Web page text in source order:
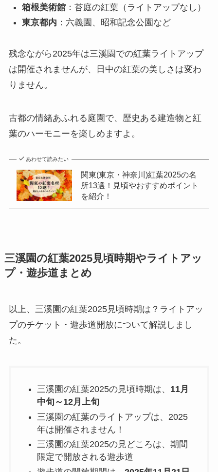
箱根美術館：苔庭の紅葉（ライトアップなし）
東京都内 ：六義園、昭和記念公園など
残念ながら2025年は三溪園での紅葉ライトアップ
は開催されませんが、日中の紅葉の美しさは変わ
りません。
古都の情緒あふれる庭園で、歴史ある建造物と紅
葉のハーモニーを楽しめますよ。
あわせて読みたい
関東(東京・神奈川)紅葉2025の名
所13選！見頃やおすすめポイント
を紹介！
三溪園の紅葉2025見頃時期やライトアッ
プ・遊歩道まとめ
以上、三溪園の紅葉2025見頃時期は？ライトアッ
プのチケット・遊歩道開放について解説しまし
た。
三溪園の紅葉2025の見頃時期は、 11月
中旬～12月上旬
三溪園の紅葉のライトアップは、2025
年は開催されません！
三溪園の紅葉2025の見どころは、期間
限定で開放される遊歩道